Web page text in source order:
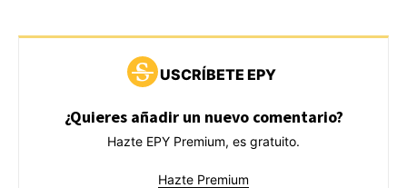
USCRÍBETE EPY
¿Quieres añadir un nuevo comentario?
Hazte EPY Premium, es gratuito.
Hazte Premium